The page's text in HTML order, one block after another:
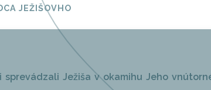
JEŽIŠOVHO
Ježiša v okamihu Jeho